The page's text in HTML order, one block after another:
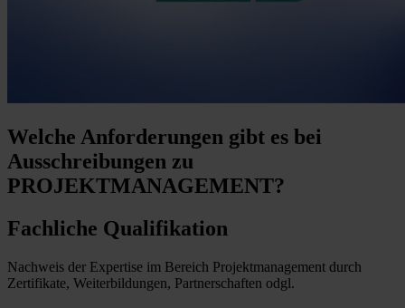
Welche Anforderungen gibt es bei
Ausschreibungen zu
PROJEKTMANAGEMENT?
Fachliche Qualifikation
Nachweis der Expertise im Bereich Projektmanagement durch
Zertifikate, Weiterbildungen, Partnerschaften odgl.